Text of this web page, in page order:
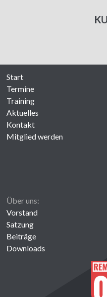
Start
Termine
Training
Aktuelles
Kontakt
Mitglied werden
Über uns:
Vorstand
Satzung
Beiträge
Downloads